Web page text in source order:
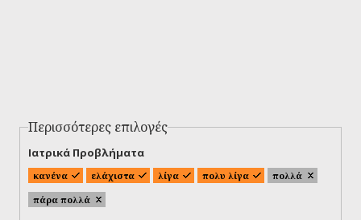
Περισσότερες επιλογές
Ιατρικά Προβλήματα
κανένα ελάχιστα λίγα πολυ λίγα
πολλά
πάρα πολλά